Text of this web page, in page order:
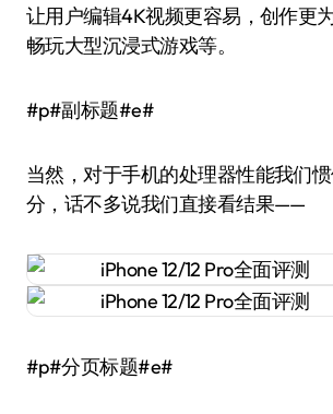
让用户编辑4K视频更容易，创作更
畅玩大型沉浸式游戏等。
#p#副标题#e#
当然，对于手机的处理器性能我们
分，话不多说我们直接看结果——
#p#分页标题#e#